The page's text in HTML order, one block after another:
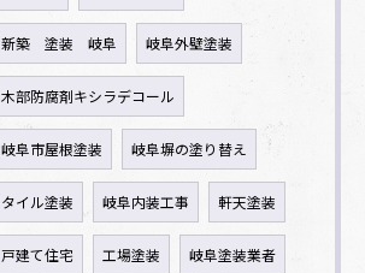
新築 塗装 岐阜 岐阜外壁塗装
木部防腐剤キシラデコール
岐阜市屋根塗装 岐阜塀の塗り替え
タイル塗装 岐阜内装工事 軒天塗装
戸建て住宅 工場塗装 岐阜塗装業者